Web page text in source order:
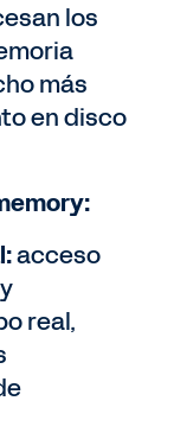
los
más
en disco
acceso
real,